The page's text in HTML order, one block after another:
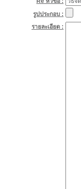
รูปประกอบ :
รายละเอียด :